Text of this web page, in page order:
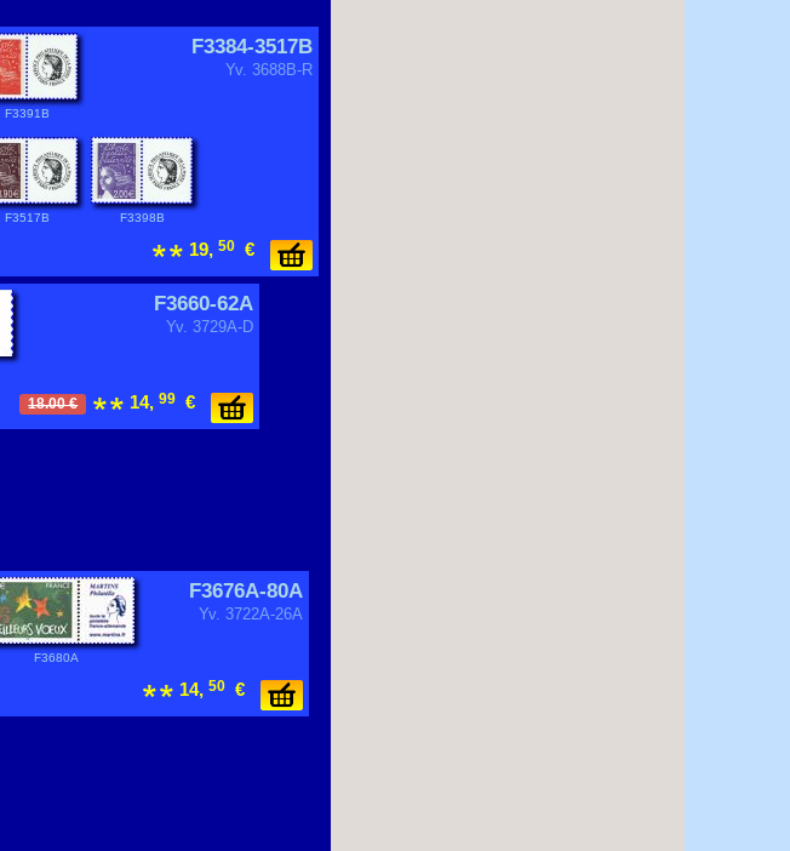
F3384-3517B
Yv. 3688B-R
F3391B
F3517B F3398B
19, 50 €
F3660-62A
Yv. 3729A-D
18.00 € 14, 99 €
F3676A-80A
Yv. 3722A-26A
F3680A
14, 50 €